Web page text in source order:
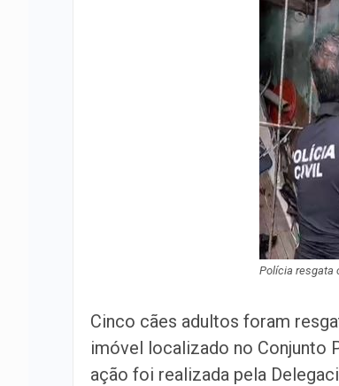
Polícia resgata
Cinco cães adultos foram
imóvel localizado no Conjunto
ação foi realizada pela